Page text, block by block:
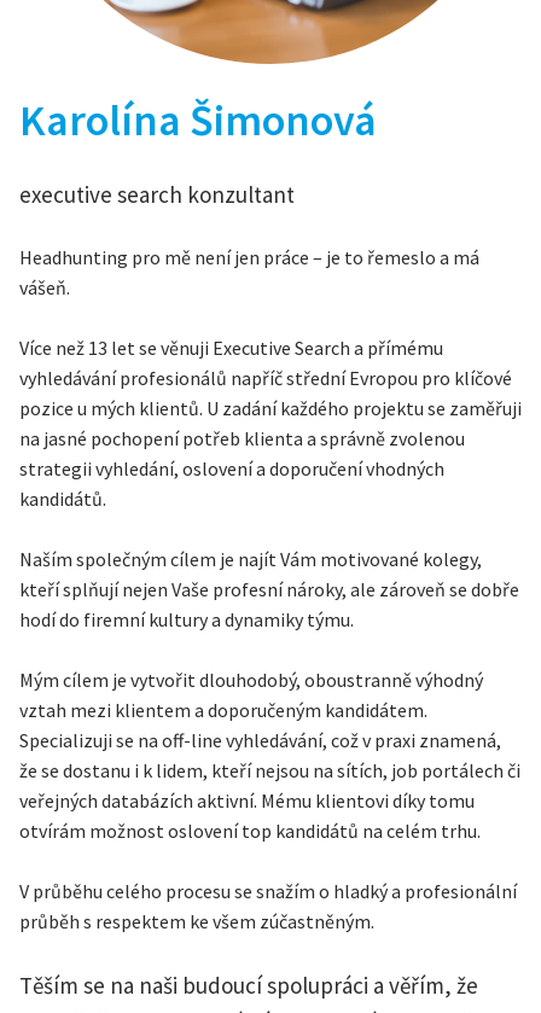
Karolína Šimonová
executive search konzultant
Headhunting pro mě není jen práce – je to řemeslo a má
vášeň.
Více než 13 let se věnuji Executive Search a přímému
vyhledávání profesionálů napříč střední Evropou pro klíčové
pozice u mých klientů. U zadání každého projektu se zaměřuji
na jasné pochopení potřeb klienta a správně zvolenou
strategii vyhledání, oslovení a doporučení vhodných
kandidátů.
Naším společným cílem je najít Vám motivované kolegy,
kteří splňují nejen Vaše profesní nároky, ale zároveň se dobře
hodí do firemní kultury a dynamiky týmu.
Mým cílem je vytvořit dlouhodobý, oboustranně výhodný
vztah mezi klientem a doporučeným kandidátem.
Specializuji se na off-line vyhledávání, což v praxi znamená,
že se dostanu i k lidem, kteří nejsou na sítích, job portálech či
veřejných databázích aktivní. Mému klientovi díky tomu
otvírám možnost oslovení top kandidátů na celém trhu.
V průběhu celého procesu se snažím o hladký a profesionální
průběh s respektem ke všem zúčastněným.
Těším se na naši budoucí spolupráci a věřím, že